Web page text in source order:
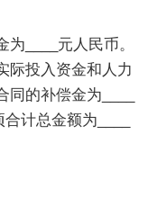
____元人民币。
际投入资金和人力
的补偿金为____
计总金额为____